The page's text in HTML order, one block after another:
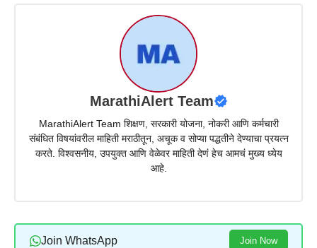
MarathiAlert Team
MarathiAlert Team शिक्षण, सरकारी योजना, नोकरी आणि कर्मचारी
संबंधित विषयांवरील माहिती मराठीतून, अचूक व सोप्या पद्धतीने देण्याचा प्रयत्न
करते. विश्वसनीय, उपयुक्त आणि वेळेवर माहिती देणं हेच आमचं मुख्य ध्येय
आहे.
Join WhatsApp Join Now